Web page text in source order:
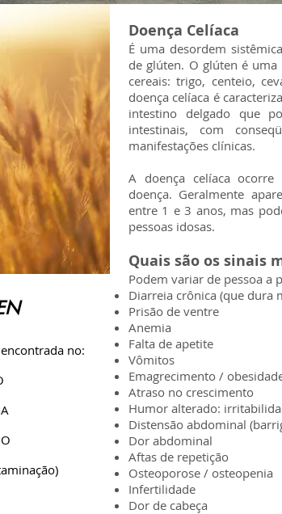
encontrada no:
Doença Celíaca
É uma desordem
de glúten. O glúten é
cereais: trigo, centeio,
doença celíaca é
intestino delgado que
intestinais, com
manifestações clínicas.
A doença celíaca ocorre
doença. Geralmente
entre 1 e 3 anos, mas
pessoas idosas.
Quais são os sinais
Podem variar de pessoa a
Diarreia crônica (que dura
Prisão de ventre
Anemia
Falta de apetite
Vômitos
Emagrecimento /
Atraso no crescimento
Humor alterado:
Distensão abdominal
Dor abdominal
Aftas de repetição
Osteoporose / osteopenia
Infertilidade
Dor de cabeça